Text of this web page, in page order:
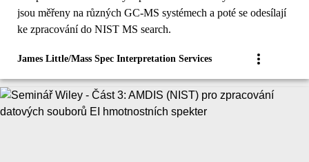
jsou měřeny na různých GC-MS systémech a poté se odesílají
ke zpracování do NIST MS search.
James Little/Mass Spec Interpretation Services